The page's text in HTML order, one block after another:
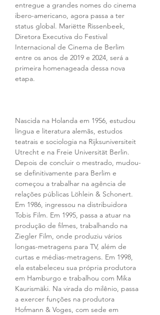
entregue a grandes nomes do cinema
ibero-americano, agora passa a ter
status global. Mariëtte Rissenbeek,
Diretora Executiva do Festival
Internacional de Cinema de Berlim
entre os anos de 2019 e 2024, será a
primeira homenageada dessa nova
etapa.
Nascida na Holanda em 1956, estudou
língua e literatura alemãs, estudos
teatrais e sociologia na Rijksuniversiteit
Utrecht e na Freie Universität Berlin.
Depois de concluir o mestrado, mudou-
se definitivamente para Berlim e
começou a trabalhar na agência de
relações públicas Löhlein & Schonert.
Em 1986, ingressou na distribuidora
Tobis Film. Em 1995, passa a atuar na
produção de filmes, trabalhando na
Ziegler Film, onde produziu vários
longas-metragens para TV, além de
curtas e médias-metragens. Em 1998,
ela estabeleceu sua própria produtora
em Hamburgo e trabalhou com Mika
Kaurismäki. Na virada do milênio, passa
a exercer funções na produtora
Hofmann & Voges, com sede em